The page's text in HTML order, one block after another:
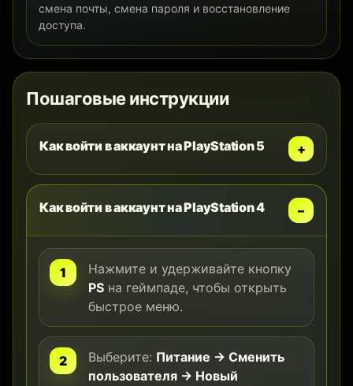
смена почты, смена пароля и восстановление
доступа.
Пошаговые инструкции
Как войти в аккаунт на PlayStation 5
Как войти в аккаунт на PlayStation 4
Нажмите и удерживайте кнопку
PS на геймпаде, чтобы открыть
быстрое меню.
Выберите: Питание → Сменить
пользователя → Новый